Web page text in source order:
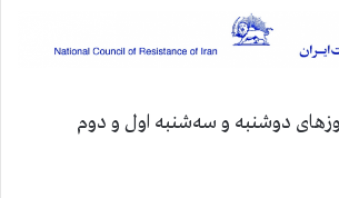
در روزهای دوشنبه و سه‌شنبه اول و دوم